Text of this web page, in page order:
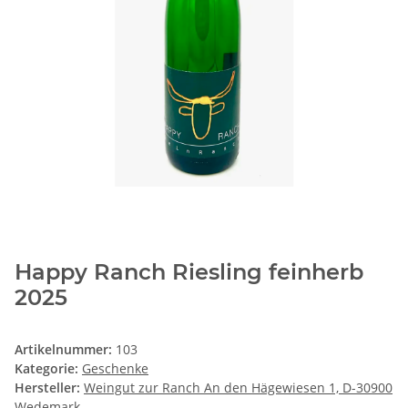
Happy Ranch Riesling feinherb
2025
Artikelnummer: 103
Kategorie: Geschenke
Hersteller: Weingut zur Ranch An den Hägewiesen 1, D-30900